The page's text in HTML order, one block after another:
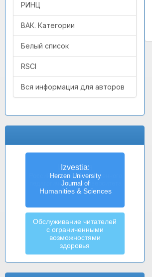
РИНЦ
ВАК. Категории
Белый список
RSCI
Вся информация для авторов
Izvestia:
Herzen University
Journal of
Humanities & Sciences
Обслуживание читателей
с ограниченными
возможностями
здоровья